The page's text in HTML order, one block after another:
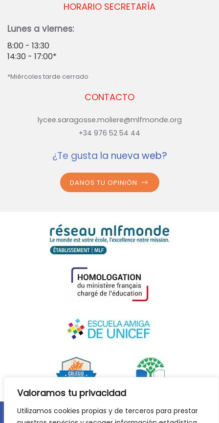
Valoramos tu privacidad
Utilizamos cookies propias y de terceros para prestar
CONTACTO
lycee.saragosse.moliere@mlfmonde.org
+34 976 52 54 44
HORARIO SECRETARÍA
Lunes a viernes:
8:00 - 13:30
14:30 - 17:00*
*Miércoles tarde cerrado
¿Te gusta la nueva web?
DANOS TU OPINIÓN